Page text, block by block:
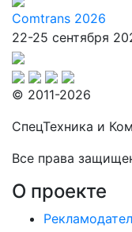
Comtrans 2026
22-25 сентября
© 2011-2026
СпецТехника и
Все права
О проекте